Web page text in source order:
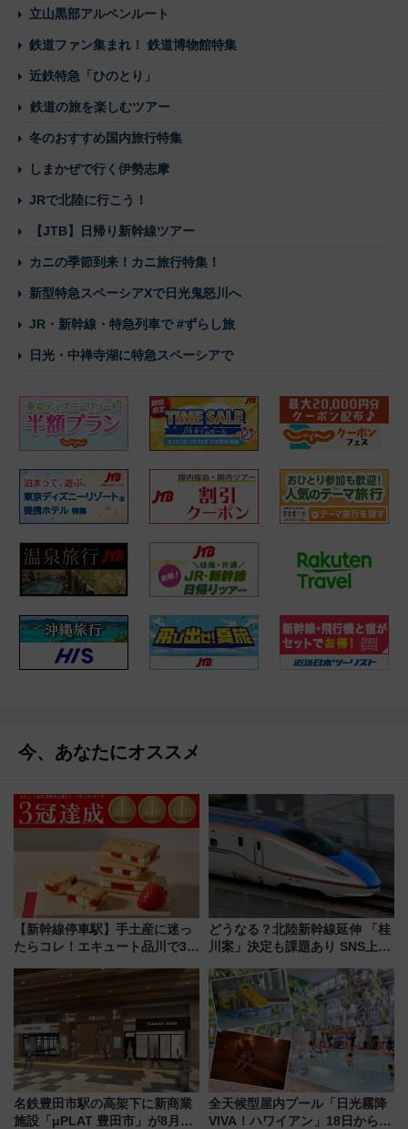
立山黒部アルペンルート
鉄道ファン集まれ！ 鉄道博物館特集
近鉄特急「ひのとり」
鉄道の旅を楽しむツアー
冬のおすすめ国内旅行特集
しまかぜで行く伊勢志摩
JRで北陸に行こう！
【JTB】日帰り新幹線ツアー
カニの季節到来！カニ旅行特集！
新型特急スペーシアXで日光鬼怒川へ
JR・新幹線・特急列車で #ずらし旅
日光・中禅寺湖に特急スペーシアで
今、あなたにオススメ
【新幹線停車駅】手土産に迷っ
たらコレ！エキュート品川で3年
産スイーツとは？
どうなる？北陸新幹線延伸 「桂
川案」決定も課題あり SNS上の
名鉄豊田市駅の高架下に新商業
施設「μPLAT 豊田市」が8月26
全天候型屋内プール「日光霧降
VIVA！ハワイアン」18日から営